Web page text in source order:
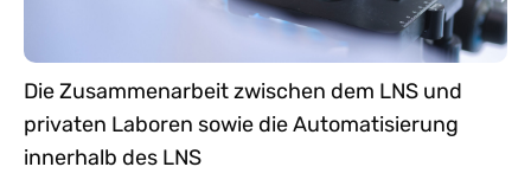
Die Zusammenarbeit zwischen dem LNS und
privaten Laboren sowie die Automatisierung
innerhalb des LNS